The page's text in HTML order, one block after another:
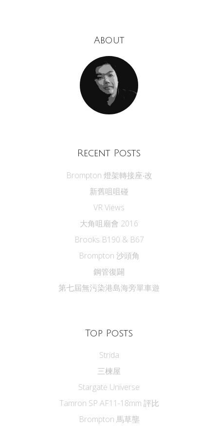
About
Recent Posts
Brompton 燈架轉接座‧改
新舊咀咀碰
VR Views
大角咀廟會 2016
Brooks B190 & B67
Brompton 沙頭角
鋼管復闢
第七屆無污染港島海旁單車遊
Top Posts
Strida
三楝屋
Stargate Universe
Tamron SP AF11-18mm 評比
Brompton 馬草壟